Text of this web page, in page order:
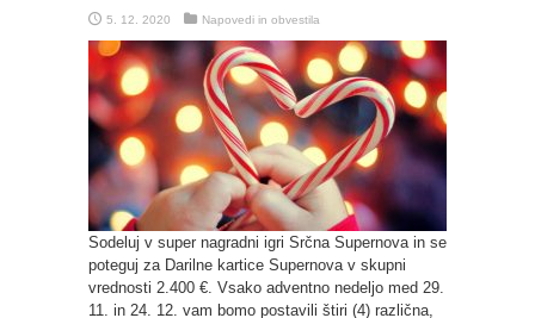
5. 12. 2020 Napovedi in obvestila
Sodeluj v super nagradni igri Srčna Supernova in se
poteguj za Darilne kartice Supernova v skupni
vrednosti 2.400 €. Vsako adventno nedeljo med 29.
11. in 24. 12. vam bomo postavili štiri (4) različna,